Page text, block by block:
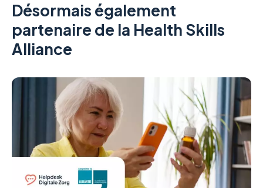
Désormais également
partenaire de la Health Skills
Alliance